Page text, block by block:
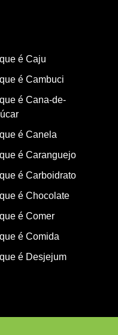
é Caju
é Cambuci
é Cana-de-
é Canela
é Caranguejo
é Carboidrato
é Chocolate
é Comer
é Comida
é Desjejum